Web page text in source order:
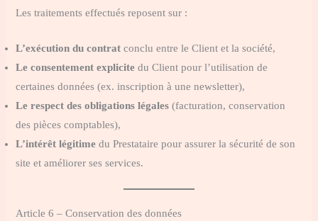
Les traitements effectués reposent sur :
L’exécution du contrat conclu entre le Client et la société,
Le consentement explicite du Client pour l’utilisation de
certaines données (ex. inscription à une newsletter),
Le respect des obligations légales (facturation, conservation
des pièces comptables),
L’intérêt légitime du Prestataire pour assurer la sécurité de son
site et améliorer ses services.
Article 6 – Conservation des données